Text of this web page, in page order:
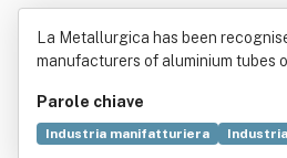
La Metallurgica has been
manufacturers of aluminium tubes
Parole chiave
Industria manifatturiera Industria